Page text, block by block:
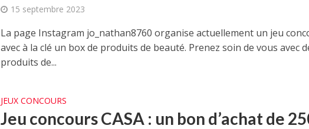
15 septembre 2023
La page Instagram jo_nathan8760 organise actuellement un jeu
avec à la clé un box de produits de beauté. Prenez soin de vous avec
produits de...
JEUX CONCOURS
Jeu concours CASA : un bon d’achat de